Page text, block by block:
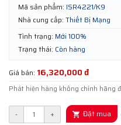
Mã sản phẩm: ISR4221/K9
Nhà cung cấp: Thiết Bị Mạng
Tình trạng: Mới 100%
Trạng thái: Còn hàng
Giá bán: 16,320,000 đ
Phát hiện hàng không chính hãng
- + Đặt mua